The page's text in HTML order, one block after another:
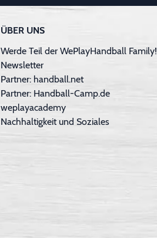
ÜBER UNS
Werde Teil der WePlayHandball Family!
Newsletter
Partner: handball.net
Partner: Handball-Camp.de
weplayacademy
Nachhaltigkeit und Soziales